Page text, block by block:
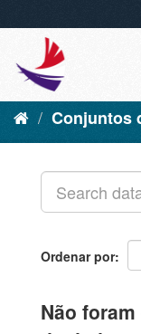
Conjuntos
Ordenar por
Não